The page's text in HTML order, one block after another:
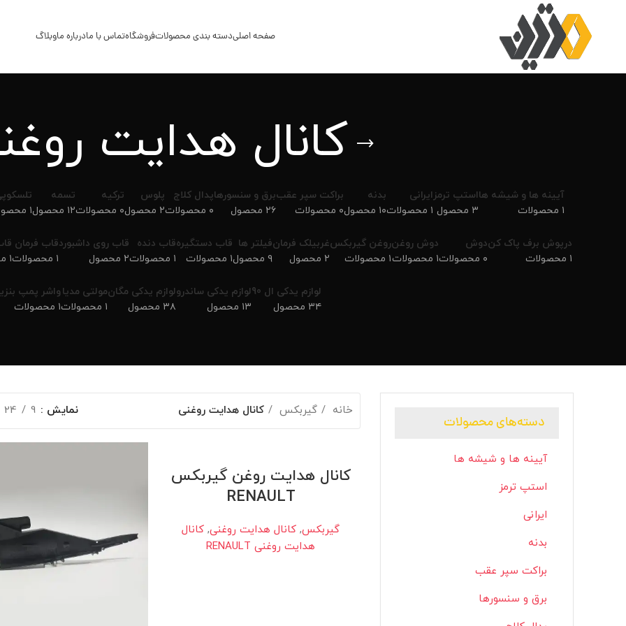
صفحه اصلیدسته بندی محصولاتفروشگاهتماس با مادرباره ماوبلاگ
کانال هدایت
آیینه ها و شیشه ها
۱ محصولات
استپ ترمز
۳ محصول
ایرانی
۱ محصولات
بدنه
۱۰ محصول
براکت سپر عقب
۰ محصولات
برق و سنسورها
۲۶ محصول
پدال کلاج
۰ محصولات
پلوس
۲ محصول
ترکیه
۰ محصولات
تسمه
۱۲ محصول
۱ محصولات
درپوش برف پاک کن
۱ محصولات
دوش
۰ محصولات
دوش روغن
۱ محصولات
روغن گیربکس
۱ محصولات
غربیلک فرمان
۲ محصول
فیلتر ها
۹ محصول
قاب دستگیره
۱ محصولات
قاب دنده
۱ محصولات
قاب روی داشبورد
۲ محصول
قاب فرمان
۱ محصولات
۱ محصولات
لوازم یدکی ال 90
۳۴ محصول
لوازم یدکی ساندرو
۱۳ محصول
لوازم یدکی مگان
۳۸ محصول
مولتی مدیا
۱ محصولات
واشر پمپ
۱ محصولات
دسته‌های محصولات
آیینه ها و شیشه ها
استپ ترمز
ایرانی
بدنه
براکت سپر عقب
برق و سنسورها
خانه گیربکس کانال هدایت روغنی نمایش 9
24
کانال هدایت روغن گیربکس
RENAULT
گیربکس, کانال هدایت روغنی, کانال
هدایت روغنی RENAULT